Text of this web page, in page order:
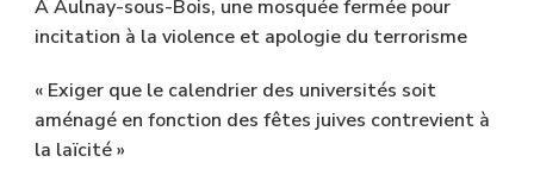
A Aulnay-sous-Bois, une mosquée fermée pour
incitation à la violence et apologie du terrorisme
« Exiger que le calendrier des universités soit
aménagé en fonction des fêtes juives contrevient à
la laïcité »